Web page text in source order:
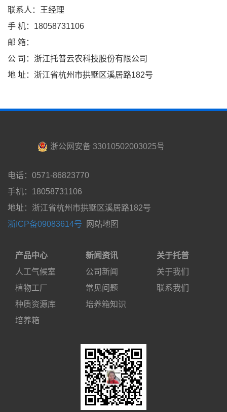
联系人：王经理
手 机：18058731106
邮 箱：
公 司：浙江托普云农科技股份有限公司
地 址：浙江省杭州市拱墅区溪居路182号
浙公网安备 33010502003025号
电话：0571-86823770
手机：18058731106
地址：浙江省杭州市拱墅区溪居路182号
浙ICP备09083614号
网站地图
产品中心
人工气候室
植物工厂
种质资源库
培养箱
新闻资讯
公司新闻
常见问题
培养箱知识
关于托普
关于我们
联系我们